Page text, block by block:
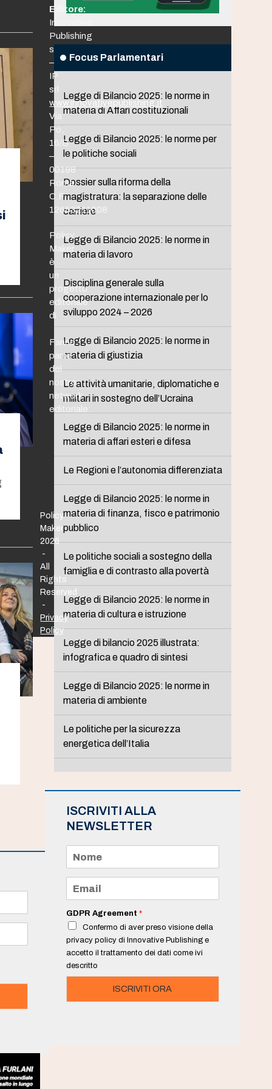
Focus Parlamentari
Legge di Bilancio 2025: le norme in
materia di Affari costituzionali
Legge di Bilancio 2025: le norme per
le politiche sociali
Dossier sulla riforma della
magistratura: la separazione delle
carriere
Legge di Bilancio 2025: le norme in
materia di lavoro
Disciplina generale sulla
cooperazione internazionale per lo
sviluppo 2024 – 2026
Legge di Bilancio 2025: le norme in
materia di giustizia
Le attività umanitarie, diplomatiche e
militari in sostegno dell’Ucraina
Legge di Bilancio 2025: le norme in
materia di affari esteri e difesa
Le Regioni e l’autonomia differenziata
Legge di Bilancio 2025: le norme in
materia di finanza, fisco e patrimonio
pubblico
Le politiche sociali a sostegno della
famiglia e di contrasto alla povertà
Legge di Bilancio 2025: le norme in
materia di cultura e istruzione
Legge di bilancio 2025 illustrata:
infografica e quadro di sintesi
Legge di Bilancio 2025: le norme in
materia di ambiente
Le politiche per la sicurezza
energetica dell’Italia
ISCRIVITI ALLA
NEWSLETTER
m
e
a
i
*
GDPR Agreement *
Confermo di aver preso visione della
privacy policy di Innovative Publishing e
accetto il trattamento dei dati come ivi
descritto
ISCRIVITI ORA
Editore:
Innovative
Publishing
srl
–
IP
srl
www.innovativepublishing.it
Via
Po,
16/B
–
00198
Roma
C.F.
12653211008
Policy
Maker
è
un
progetto
editoriale
di
Fanno
parte
del
nostro
network
editoriale:
Policy
Maker
2026
-
All
Rights
Reserved
-
Privacy
Policy